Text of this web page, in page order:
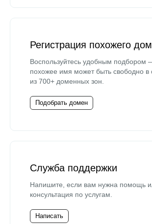
Регистрация похожего
Воспользуйтесь удобным подбором
похожее имя может быть свободно в
из 700+ доменных зон.
Подобрать домен
Служба поддержки
Напишите, если вам нужна помощь
консультация по услугам.
Написать